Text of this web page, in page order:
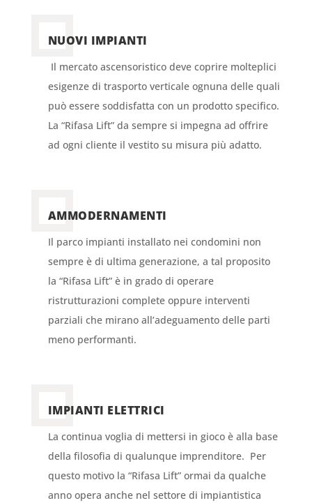
NUOVI IMPIANTI
Il mercato ascensoristico deve coprire molteplici
esigenze di trasporto verticale ognuna delle quali
può essere soddisfatta con un prodotto specifico.
La “Rifasa Lift” da sempre si impegna ad offrire
ad ogni cliente il vestito su misura più adatto.
AMMODERNAMENTI
Il parco impianti installato nei condomini non
sempre è di ultima generazione, a tal proposito
la “Rifasa Lift” è in grado di operare
ristrutturazioni complete oppure interventi
parziali che mirano all’adeguamento delle parti
meno performanti.
IMPIANTI ELETTRICI
La continua voglia di mettersi in gioco è alla base
della filosofia di qualunque imprenditore. Per
questo motivo la “Rifasa Lift” ormai da qualche
anno opera anche nel settore di impiantistica